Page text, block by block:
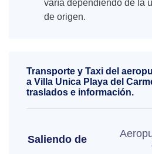
varía dependiendo de la
de origen.
Transporte y Taxi del
a Villa Unica Playa del
traslados e información.
Saliendo de